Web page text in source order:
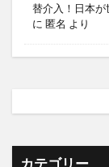
替介入！日本
に 匿名 より
カテゴリー